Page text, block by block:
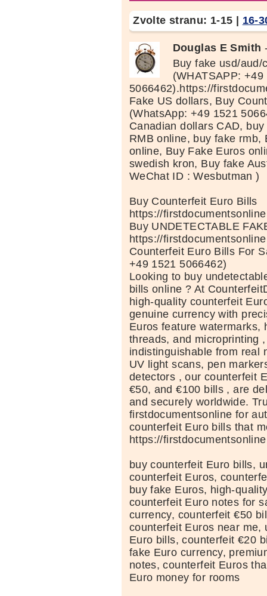
Zvolte stranu: 1-15 | 16-
Douglas E Smith
Buy fake usd/aud/
(WHATSAPP: +49
5066462).https://
Fake US dollars, Buy
(WhatsApp: +49 1521
Canadian dollars CAD,
RMB online, buy fake rmb,
online, Buy Fake Euros
swedish kron, Buy fake
WeChat ID : Wesbutman )
Buy Counterfeit Euro Bills
https://
Buy UNDETECTABLE
https://
Counterfeit Euro Bills For
+49 1521 5066462)
Looking to buy
bills online ? At
high-quality counterfeit
genuine currency with
Euros feature watermarks,
threads, and microprinting
indistinguishable from real
UV light scans, pen
detectors , our counterfeit
€50, and €100 bills , are
and securely worldwide.
firstdocumentsonline for
counterfeit Euro bills that
https://
buy counterfeit Euro bills,
counterfeit Euros,
buy fake Euros, high-
counterfeit Euro notes for
currency, counterfeit €50
counterfeit Euros near me,
Euro bills, counterfeit €20
fake Euro currency,
notes, counterfeit Euros
Euro money for rooms